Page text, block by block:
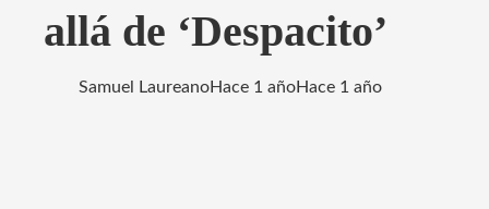
allá de ‘Despacito’
Samuel LaureanoHace 1 añoHace 1 año